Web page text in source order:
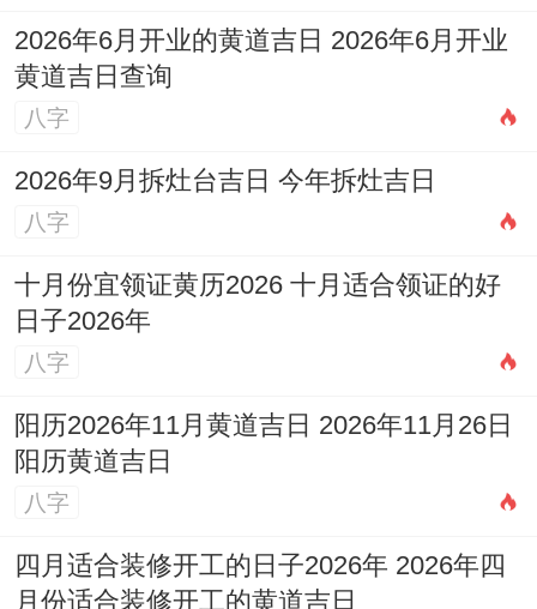
2026年6月开业的黄道吉日 2026年6月开业
黄道吉日查询
八字
2026年9月拆灶台吉日 今年拆灶吉日
八字
十月份宜领证黄历2026 十月适合领证的好
日子2026年
八字
阳历2026年11月黄道吉日 2026年11月26日
阳历黄道吉日
八字
四月适合装修开工的日子2026年 2026年四
月份适合装修开工的黄道吉日